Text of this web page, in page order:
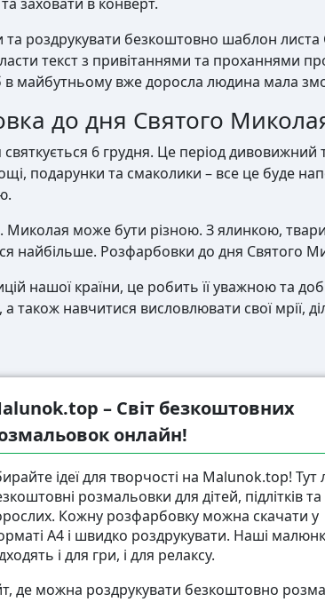
роздрукувати безкоштовно шаблон
текст з привітаннями та проханнями
майбутньому вже доросла людина мала
до дня Святого
6 грудня. Це період
подарунки та смаколики – все це буде
Миколая може бути різною. З ялинкою,
найбільше. Розфарбовки до дня Святого
нашої країни, це робить її уважною та
а також навчитися висловлювати свої мрії,
– Світ безкоштовних
онлайн!
ідеї для творчості на Malunok.top!
розмальовки для дітей, підлітків та
Кожну розфарбовку можна скачати у
А4 і швидко роздрукувати. Наші
і для гри, і для релаксу.
можна роздрукувати безкоштовно